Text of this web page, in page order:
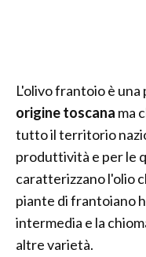
L'olivo frantoio è
origine toscana ma
tutto il territorio
produttività e per le
caratterizzano l'olio
piante di frantoiano
intermedia e la
altre varietà.